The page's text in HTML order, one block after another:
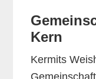
Kern
Kermits